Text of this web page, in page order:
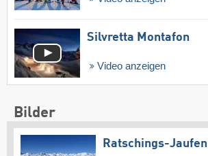
Silvretta Montafon
Video anzeigen
Bilder
Ratschings-Jaufen